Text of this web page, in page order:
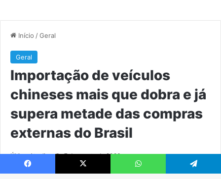
Facebook X WhatsApp Telegram